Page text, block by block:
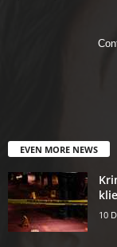
EVEN MORE NEWS
10